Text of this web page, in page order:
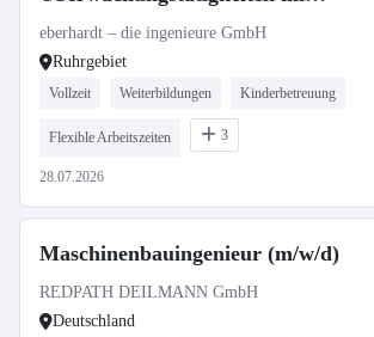
Bauwesen (Ruhrgebiet)
eberhardt – die ingenieure GmbH
Ruhrgebiet
Vollzeit Weiterbildungen Kinderbetreuung
Flexible Arbeitszeiten 3
28.07.2026
Maschinenbauingenieur (m/w/d)
REDPATH DEILMANN GmbH
Deutschland